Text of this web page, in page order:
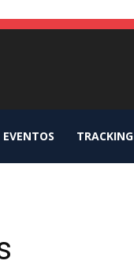
TRACKING